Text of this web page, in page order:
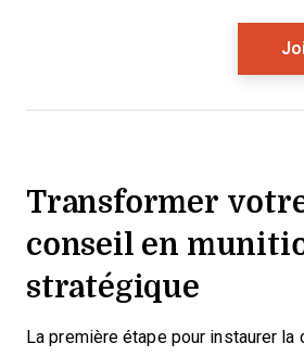
Transformer
conseil en
stratégique
La première étape pour instaurer